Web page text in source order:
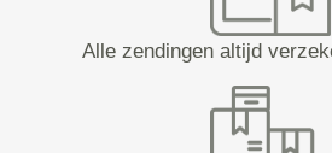
Alle zendingen altijd